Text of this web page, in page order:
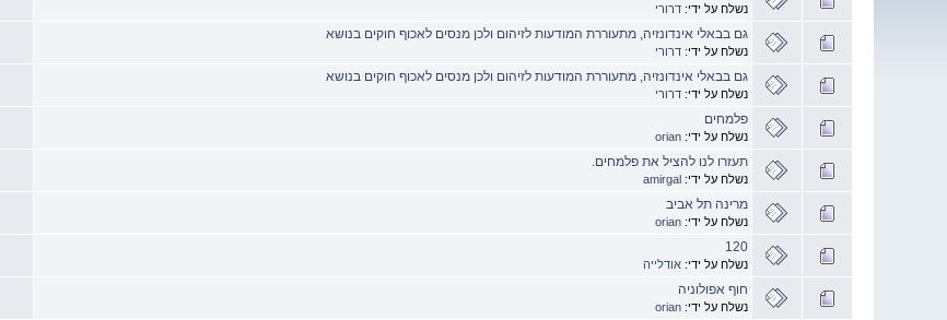
נשלח על ידי:דרורי
גם בבאלי אינדונזיה, מתעוררת המודעות לזיהום ולכן מנסים לאכוף חוקים בנושא
נשלח על ידי:דרורי
גם בבאלי אינדונזיה, מתעוררת המודעות לזיהום ולכן מנסים לאכוף חוקים בנושא
נשלח על ידי:דרורי
פלמחים
נשלח על ידי:orian
תעזרו לנו להציל את פלמחים.
נשלח על ידי:amirgal
מרינה תל אביב
נשלח על ידי:orian
120
נשלח על ידי:אודלייה
חוף אפולוניה
נשלח על ידי:orian